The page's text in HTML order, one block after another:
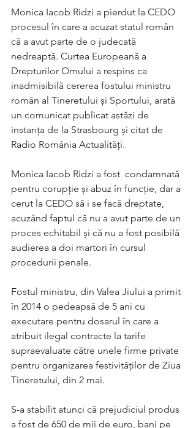
Monica Iacob Ridzi a pierdut la CEDO
procesul în care a acuzat statul român
că a avut parte de o judecată
nedreaptă. Curtea Europeană a
Drepturilor Omului a respins ca
inadmisibilă cererea fostului ministru
român al Tineretului şi Sportului, arată
un comunicat publicat astăzi de
instanţa de la Strasbourg și citat de
Radio România Actualități.
Monica Iacob Ridzi a fost  condamnată
pentru corupţie şi abuz în funcţie, dar a
cerut la CEDO să i se facă dreptate,
acuzând faptul că nu a avut parte de un
proces echitabil şi că nu a fost posibilă
audierea a doi martori în cursul
procedurii penale.
Fostul ministru, din Valea Jiului a primit
în 2014 o pedeapsă de 5 ani cu
executare pentru dosarul în care a
atribuit ilegal contracte la tarife
supraevaluate către unele firme private
pentru organizarea festivităţilor de Ziua
Tineretului, din 2 mai.
S-a stabilit atunci că prejudiciul produs
a fost de 650 de mii de euro, bani pe